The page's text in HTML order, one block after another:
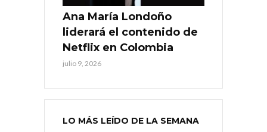
Ana María Londoño
liderará el contenido de
Netflix en Colombia
julio 9, 2026
LO MÁS LEÍDO DE LA SEMANA